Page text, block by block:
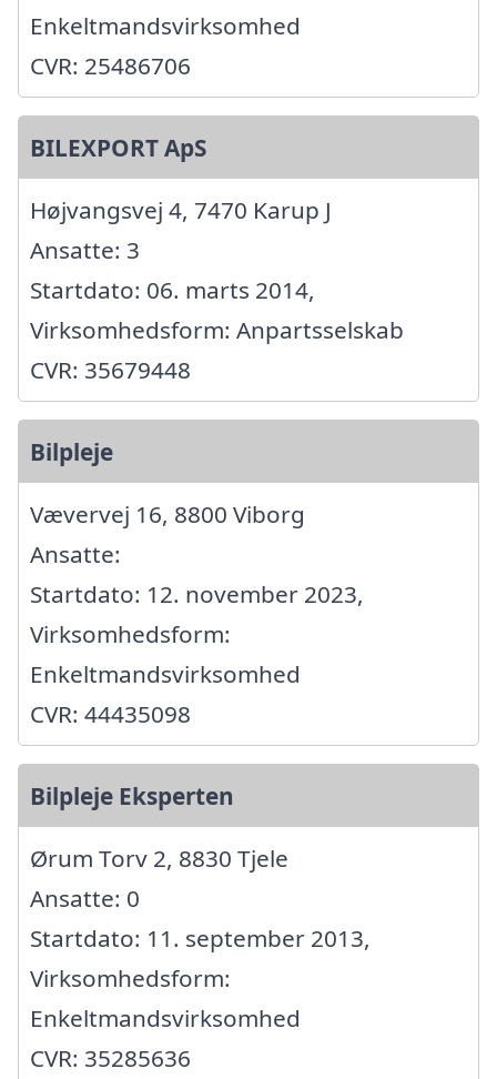
Enkeltmandsvirksomhed
CVR: 25486706
BILEXPORT ApS
Højvangsvej 4, 7470 Karup J
Ansatte: 3
Startdato: 06. marts 2014,
Virksomhedsform: Anpartsselskab
CVR: 35679448
Bilpleje
Vævervej 16, 8800 Viborg
Ansatte:
Startdato: 12. november 2023,
Virksomhedsform:
Enkeltmandsvirksomhed
CVR: 44435098
Bilpleje Eksperten
Ørum Torv 2, 8830 Tjele
Ansatte: 0
Startdato: 11. september 2013,
Virksomhedsform:
Enkeltmandsvirksomhed
CVR: 35285636